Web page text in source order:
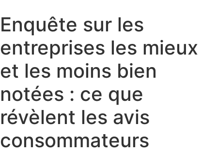
Enquête sur les
entreprises les mieux
et les moins bien
notées : ce que
révèlent les avis
consommateurs